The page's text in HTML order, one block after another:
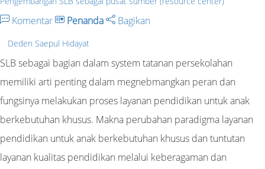
Komentar Penanda Bagikan
Deden Saepul Hidayat
SLB sebagai bagian dalam system tatanan persekolahan
memiliki arti penting dalam megnebmangkan peran dan
fungsinya melakukan proses layanan pendidikan untuk anak
berkebutuhan khusus. Makna perubahan paradigma layanan
pendidikan untuk anak berkebutuhan khusus dan tuntutan
layanan kualitas pendidikan melalui keberagaman dan